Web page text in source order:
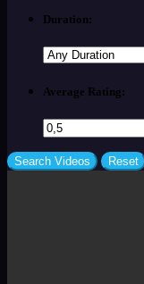
Duration:
Average Rating: